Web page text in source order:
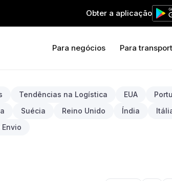
Obter a aplicação
Para negócios Para
Tendências na Logística EUA
Suécia Reino Unido Índia